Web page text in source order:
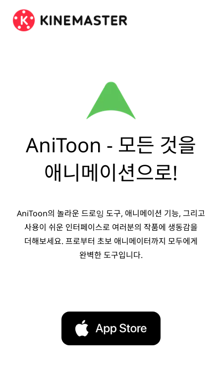
AniToon - 모든 것을
애니메이션으로!
AniToon의 놀라운 드로잉 도구, 애니메이션 기능, 그리고
사용이 쉬운 인터페이스로 여러분의 작품에 생동감을
더해보세요. 프로부터 초보 애니메이터까지 모두에게
완벽한 도구입니다.